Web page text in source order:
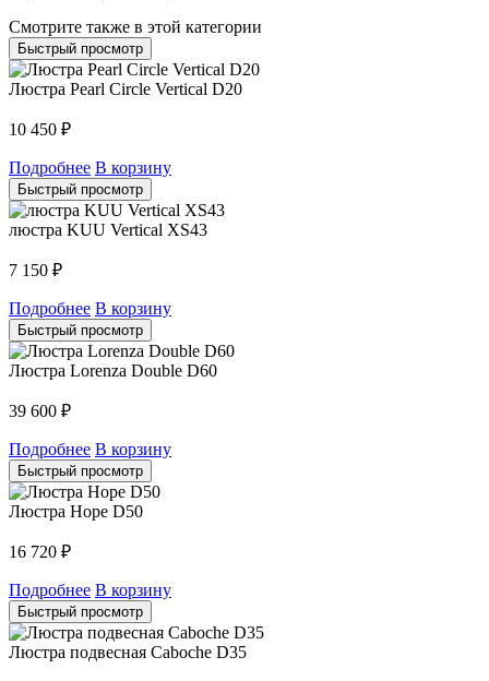
Смотрите также в этой категории
Быстрый просмотр
Люстра Pearl Circle Vertical D20
10 450 ₽
Подробнее В корзину
Быстрый просмотр
люстра KUU Vertical XS43
7 150 ₽
Подробнее В корзину
Быстрый просмотр
Люстра Lorenza Double D60
39 600 ₽
Подробнее В корзину
Быстрый просмотр
Люстра Hope D50
16 720 ₽
Подробнее В корзину
Быстрый просмотр
Люстра подвесная Caboche D35